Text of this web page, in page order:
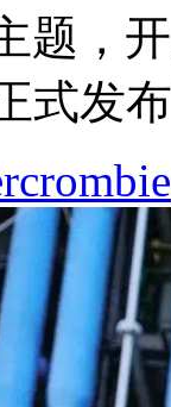
题，
式发